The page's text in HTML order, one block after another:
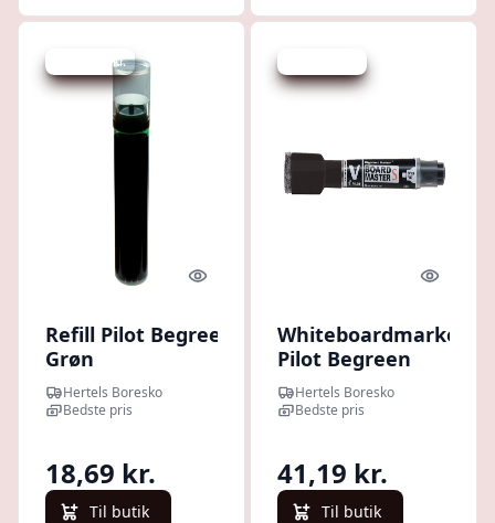
Spar 352 kr.
Quick look
Refill Pilot Begreen
Grøn
T/whiteboardmarker
Hertels Boresko
Bedste pris
18,69 kr.
Til butik
Quick
Whiteboardmarker
Pilot Begreen
Extra Fine
M/magnet+Visker
Hertels Boresko
Bedste pris
41,19 kr.
Til butik